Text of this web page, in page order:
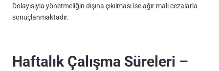
Dolayısıyla yönetmeliğin dışına çıkılması ise ağır mali cezalarla
sonuçlanmaktadır.
Haftalık Çalışma Süreleri –